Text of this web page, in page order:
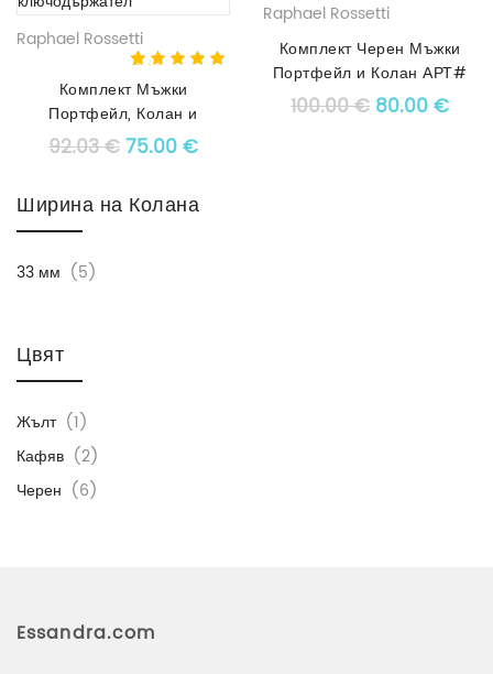
Raphael Rossetti
5.00 out of
5
based on
1
customer
rating
Комплект Мъжки
Портфейл, Колан и
Ключодържател АРТ#
92.03€Original price was: 92.03 €.
75.00€Текущата цена е: 75.00 €.
Raphael Rossetti
Комплект Черен Мъжки
Портфейл и Колан АРТ#
4722
100.00€ Original
80.00€
Ширина на Колана
33 мм (5)
Цвят
Жълт (1)
Кафяв (2)
Черен (6)
Essandra.com